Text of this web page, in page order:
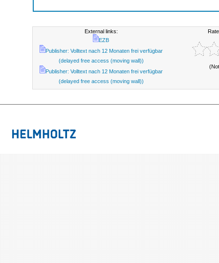
External links:
EZB
Publisher: Volltext nach 12 Monaten frei verfügbar
(delayed free access (moving wall))
Publisher: Volltext nach 12 Monaten frei verfügbar
(delayed free access (moving wall))